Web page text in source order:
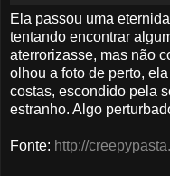
Ela passou uma
tentando encontrar
aterrorizasse, mas não
olhou a foto de perto,
costas, escondido pela
estranho. Algo
Fonte: http://